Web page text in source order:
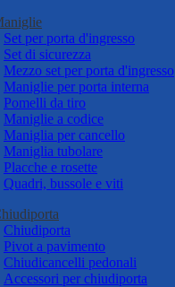
Set per porta d'ingresso
Set di sicurezza
Mezzo set per porta d'ingresso
Maniglie per porta interna
Pomelli da tiro
Maniglie a codice
Maniglia per cancello
Maniglia tubolare
Placche e rosette
Quadri, bussole e viti
Chiudiporta
Pivot a pavimento
Chiudicancelli pedonali
Accessori per chiudiporta